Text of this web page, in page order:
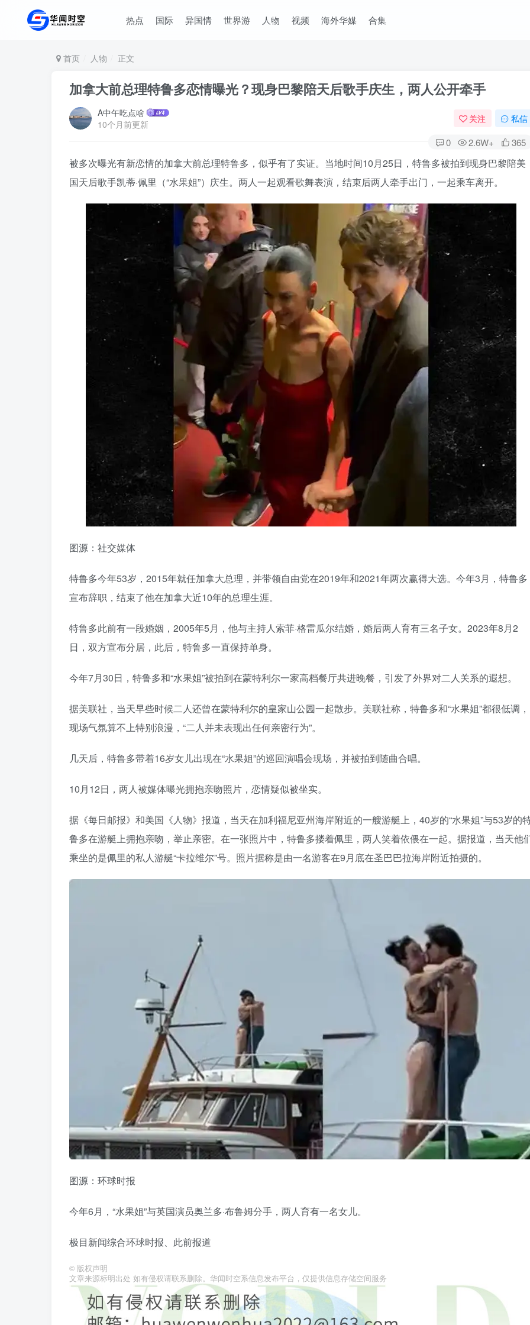
热点 国际 异国情 世界游 人物 视频 海外华媒 合集
首页 人物 正文
加拿大前总理特鲁多恋情曝光？现身巴黎陪天后歌手庆生，两人公开牵手
A中午吃点啥
10个月前更新
关注 私信
0 2.6W+ 365
被多次曝光有新恋情的加拿大前总理特鲁多，似乎有了实证。当地时间10月25日，特鲁多被拍到现身巴黎陪美
国天后歌手凯蒂·佩里（“水果姐”）庆生。两人一起观看歌舞表演，结束后两人牵手出门，一起乘车离开。
图源：社交媒体
特鲁多今年53岁，2015年就任加拿大总理，并带领自由党在2019年和2021年两次赢得大选。今年3月，特鲁多
宣布辞职，结束了他在加拿大近10年的总理生涯。
特鲁多此前有一段婚姻，2005年5月，他与主持人索菲·格雷瓜尔结婚，婚后两人育有三名子女。2023年8月2
日，双方宣布分居，此后，特鲁多一直保持单身。
今年7月30日，特鲁多和“水果姐”被拍到在蒙特利尔一家高档餐厅共进晚餐，引发了外界对二人关系的遐想。
据美联社，当天早些时候二人还曾在蒙特利尔的皇家山公园一起散步。美联社称，特鲁多和“水果姐”都很低调，
现场气氛算不上特别浪漫，“二人并未表现出任何亲密行为”。
几天后，特鲁多带着16岁女儿出现在“水果姐”的巡回演唱会现场，并被拍到随曲合唱。
10月12日，两人被媒体曝光拥抱亲吻照片，恋情疑似被坐实。
据《每日邮报》和美国《人物》报道，当天在加利福尼亚州海岸附近的一艘游艇上，40岁的“水果姐”与53岁的
鲁多在游艇上拥抱亲吻，举止亲密。在一张照片中，特鲁多搂着佩里，两人笑着依偎在一起。据报道，当天他
乘坐的是佩里的私人游艇“卡拉维尔”号。照片据称是由一名游客在9月底在圣巴巴拉海岸附近拍摄的。
图源：环球时报
今年6月，“水果姐”与英国演员奥兰多·布鲁姆分手，两人育有一名女儿。
极目新闻综合环球时报、此前报道
© 版权声明
文章来源标明出处 如有侵权请联系删除。华闻时空系信息发布平台，仅提供信息存储空间服务